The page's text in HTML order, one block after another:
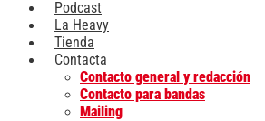
Podcast
La Heavy
Tienda
Contacta
Contacto general y redacción
Contacto para bandas
Mailing